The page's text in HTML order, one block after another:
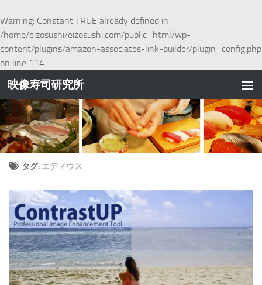
Warning: Constant TRUE already defined in
/home/eizosushi/eizosushi.com/public_html/wp-
content/plugins/amazon-associates-link-builder/plugin_config.php
on line 114
コンテンツへスキップ
映像寿司研究所
タグ: エディウス